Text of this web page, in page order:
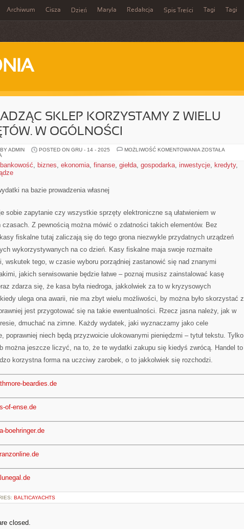
Archiwum Cisza Dzień Maryla Redakcja Spis Treści Tagi Tagi
SKLEP KORZYSTAMY Z WIELU
W OGÓLNOŚCI
ADMIN POSTED ON GRU - 14 - 2025 MOŻLIWOŚĆ KOMENTOWANIA PROWADZĄC
Z
ZOSTAŁA
bankowość, biznes, ekonomia, finanse, giełda, gospodarka, inwestycje, kredyty,
na bazie prowadzenia własnej
sobie zapytanie czy wszystkie sprzęty elektroniczne są ułatwieniem w
Z pewnością można mówić o zdatności takich elementów. Bez
fiskalne tutaj zaliczają się do tego grona niezwykle przydatnych urządzeń
wykorzystywanych na co dzień. Kasy fiskalne maja swoje rozmaite
wskutek tego, w czasie wyboru porządniej zastanowić się nad znanymi
jakich serwisowanie będzie łatwe – poznaj musisz zainstalować kasę
zdarza się, że kasa była niedroga, jakkolwiek za to w kryzysowych
ulega ona awarii, nie ma zbyt wielu możliwości, by można było skorzystać z
jest przygotować się na takie ewentualności. Rzecz jasna należy, jak w
dmuchać na zimne. Każdy wydatek, jaki wyznaczamy jako cele
poprawniej niech będą przyzwoicie ulokowanymi pieniędzmi – tytuł tekstu. Tylko
można jeszcze liczyć, na to, że te wydatki zakupu się kiedyś zwrócą. Handel to
korzystna forma na uczciwy zarobek, o to jakkolwiek się rozchodzi.
beardies.de
of-ense.de
boehringer.de
BALTICAYACHTS
closed.